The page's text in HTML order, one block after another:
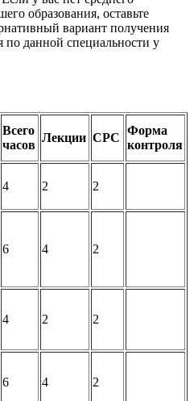
образования, оставьте
вариант получения
по данной специальности у
Всего
часов
Лекции СРС
Форма
контроля
4 2 2
6 4 2
4 2 2
6 4 2